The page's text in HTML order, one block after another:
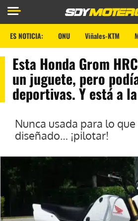
ES NOTICIA: ONU Viñales-KTM
Esta Honda Grom
un juguete, pero
deportivas. Y está a
Nunca usada para lo que
diseñado… ¡pilotar!